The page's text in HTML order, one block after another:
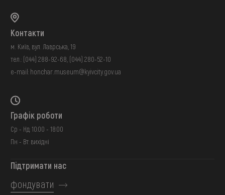
Контакти
м. Київ, вул. Лаврська, 19
тел.: (044) 288-92-68 (044) 280-52-10
e-mail: honchar.museum@kyivcity.gov.ua
Графік роботи
Ср - Нд: 10:00 - 18:00
Пн - Вт: вихідні
Підтримати нас
фондувати